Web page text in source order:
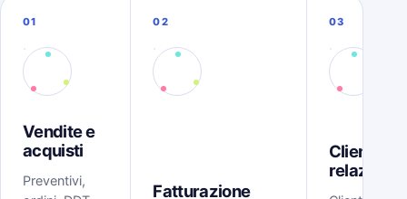
01
Vendite e
acquisti
Preventivi,
02
Fatturazione
03
Clienti e
relazioni